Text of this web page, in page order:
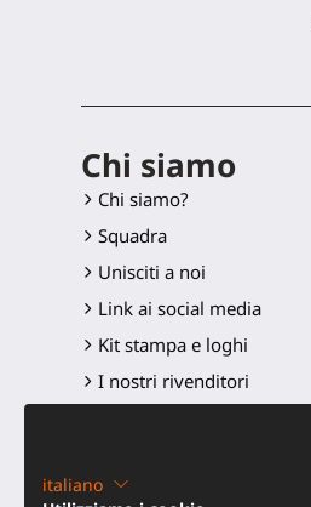
Chi siamo
Chi siamo?
Squadra
Unisciti a noi
Link ai social media
Kit stampa e loghi
I nostri rivenditori
italiano